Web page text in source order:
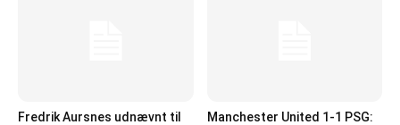
Fredrik Aursnes udnævnt til
Manchester United 1-1 PSG: